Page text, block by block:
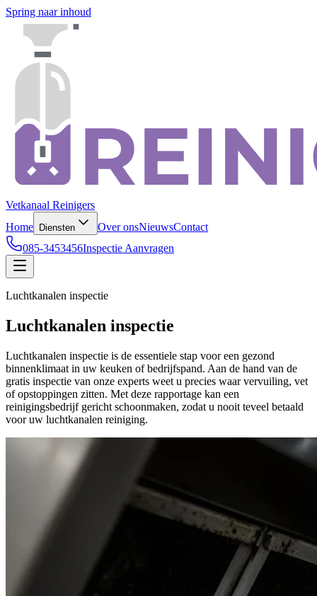
Spring naar inhoud
Vetkanaal Reinigers
Home
Diensten Over onsNieuwsContact
085-3453456Inspectie Aanvragen
Luchtkanalen inspectie
Luchtkanalen inspectie
Luchtkanalen inspectie is de essentiele stap voor een gezond
binnenklimaat in uw keuken of bedrijfspand. Aan de hand van de
gratis inspectie van onze experts weet u precies waar vervuiling, vet
of opstoppingen zitten. Met deze rapportage kan een
reinigingsbedrijf gericht schoonmaken, zodat u nooit teveel betaald
voor uw luchtkanalen reiniging.